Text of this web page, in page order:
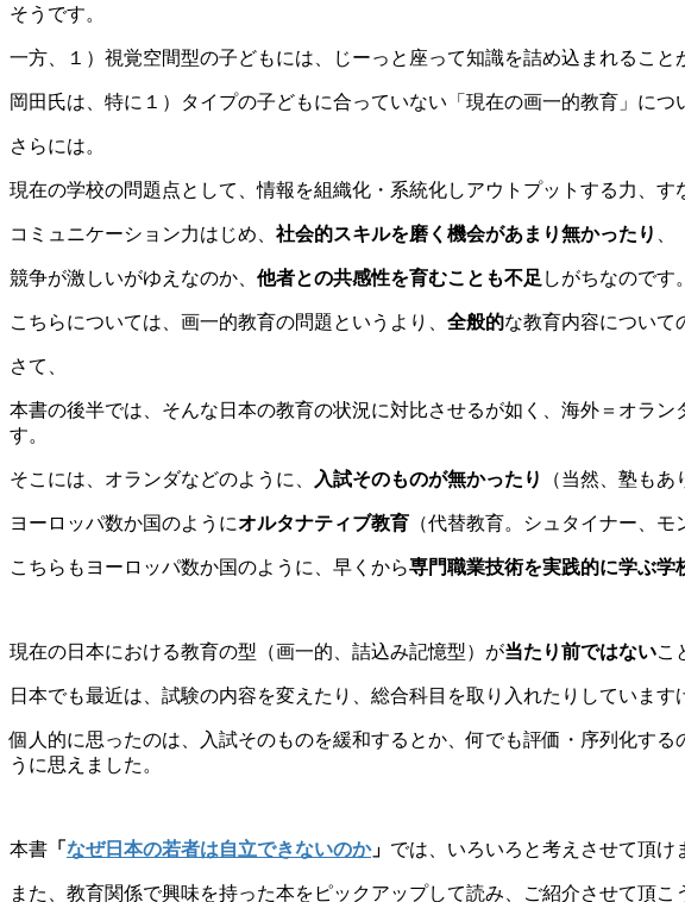
そうです。
一方、１）視覚空間型の子どもには、じーっと座って知識を詰め込まれること
岡田氏は、特に１）タイプの子どもに合っていない「現在の画一的教育」につ
さらには。
現在の学校の問題点として、情報を組織化・系統化しアウトプットする力、す
コミュニケーション力はじめ、 社会的スキルを磨く機会があまり無かったり
競争が激しいがゆえなのか、 他者との共感性を育むことも不足 しがちなのです。
こちらについては、画一的教育の問題というより、 全般的な教育内容について
さて、
本書の後半では、そんな日本の教育の状況に対比させるが如く、海外＝オラ
す。
そこには、オランダなどのように、 入試そのものが無かったり （当然、塾もあ
ヨーロッパ数か国のようにオルタナティブ教育 （代替教育。シュタイナー、モ
こちらもヨーロッパ数か国のように、早くから専門職業技術を実践的に学ぶ学
現在の日本における教育の型（画一的、詰込み記憶型）が当たり前ではないこ
日本でも最近は、試験の内容を変えたり、総合科目を取り入れたりしています
個人的に思ったのは、入試そのものを緩和するとか、何でも評価・序列化す
うに思えました。
本書 「 なぜ日本の若者は自立できないのか」 では、いろいろと考えさせて頂け
また、教育関係で興味を持った本をピックアップして読み、ご紹介させて頂こ